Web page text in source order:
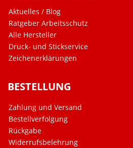
Aktuelles / Blog
Ratgeber Arbeitsschutz
Alle Hersteller
Druck- und Stickservice
Zeichenerklärungen
BESTELLUNG
Zahlung und Versand
Bestellverfolgung
Rückgabe
Widerrufsbelehrung